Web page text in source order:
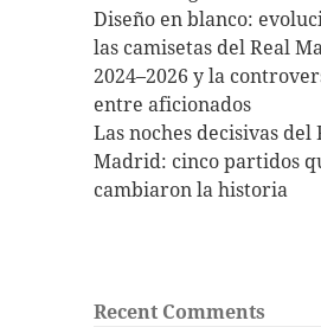
Diseño en blanco:
las camisetas del Real
2024–2026 y la
entre aficionados
Las noches decisivas del
Madrid: cinco partidos
cambiaron la historia
Recent Comments